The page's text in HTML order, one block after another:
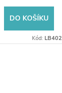
DO KOŠÍKU
Kód: LB402